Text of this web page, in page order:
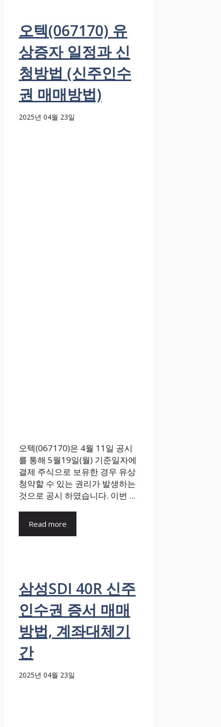
오텍(067170) 유
상증자 일정과 신
청방법 (신주인수
권 매매방법)
2025년 04월 23일
오텍(067170)은 4월 11일 공시
를 통해 5월19일(월) 기준일자에
결제 주식으로 보유한 경우 유상
청약할 수 있는 권리가 발생하는
것으로 공시 하였습니다. 이번 ...
Read more
삼성SDI 40R 신주
인수권 증서 매매
방법, 계좌대체기
간
2025년 04월 23일